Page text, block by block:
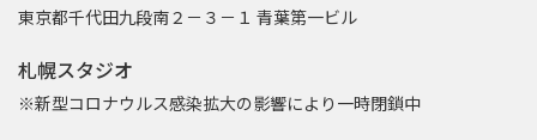
東京都千代田九段南２－３－１ 青葉第一ビル
札幌スタジオ
※新型コロナウルス感染拡大の影響により一時閉鎖中